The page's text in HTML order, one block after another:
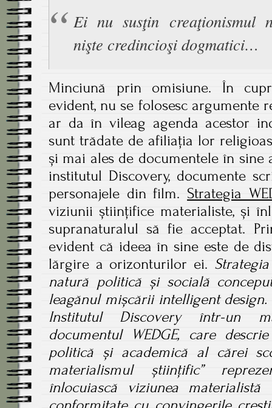
Ei nu susţin creaţionismul
nişte credincioşi dogmatici…
Minciună prin omisiune. În
evident, nu se folosesc argumente
ar da în vileag agenda acestor
sunt trădate de afiliația lor
și mai ales de documentele în sine
institutul Discovery, documente
personajele din film. Strategia
viziunii științifice materialiste, și
supranaturalul să fie acceptat.
evident că ideea în sine este de
lărgire a orizonturilor ei.
natură politică și socială
leagănul mișcării intelligent
Institutul Discovery într-un
documentul WEDGE, care
politică și academică al cărei
materialismul științific”
înlocuiască viziunea